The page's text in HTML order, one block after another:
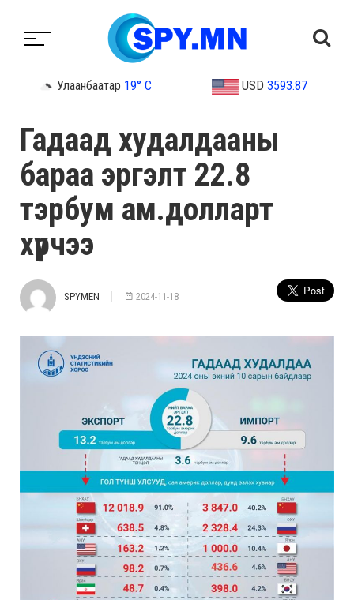
Улаанбаатар 19° C USD 3593.87
Гадаад худалдааны
бараа эргэлт 22.8
тэрбум ам.долларт
хүрчээ
SPYMEN 2024-11-18